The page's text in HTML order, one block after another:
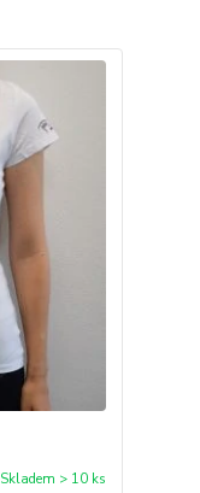
Skladem > 10 ks